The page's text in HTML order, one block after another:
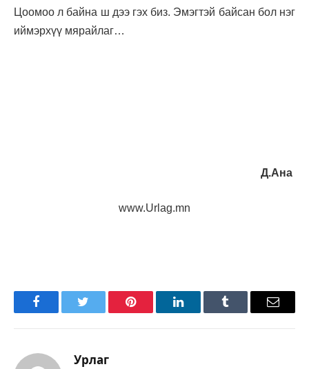
Цоомоо л байна ш дээ гэх биз. Эмэгтэй байсан бол нэг
иймэрхүү мярайлаг…
Д.Ана
www.Urlag.mn
FacebookTwitter Pinterest LinkedInTumblr Имэйл
Урлаг